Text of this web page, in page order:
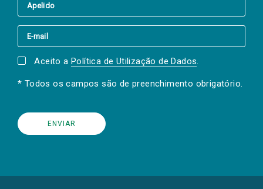
Aceito a Política de Utilização de Dados.
* Todos os campos são de preenchimento obrigatório.